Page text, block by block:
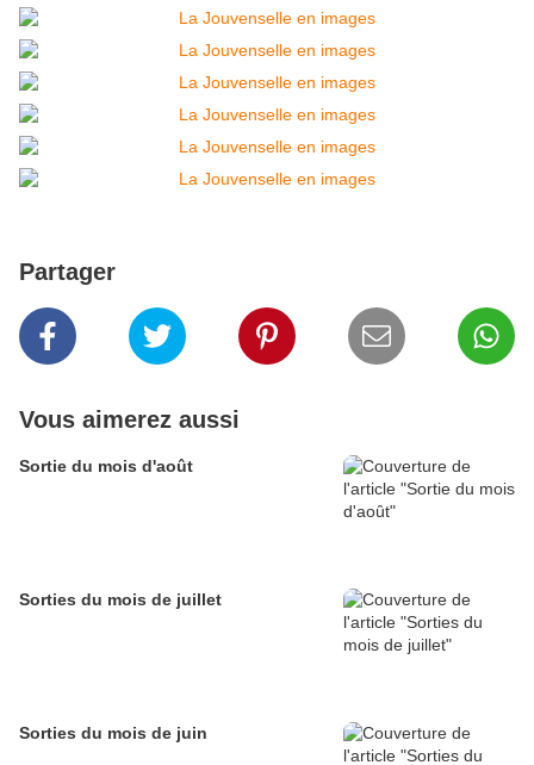
Partager
Vous aimerez aussi
Sortie du mois d'août
Sorties du mois de juillet
Sorties du mois de juin